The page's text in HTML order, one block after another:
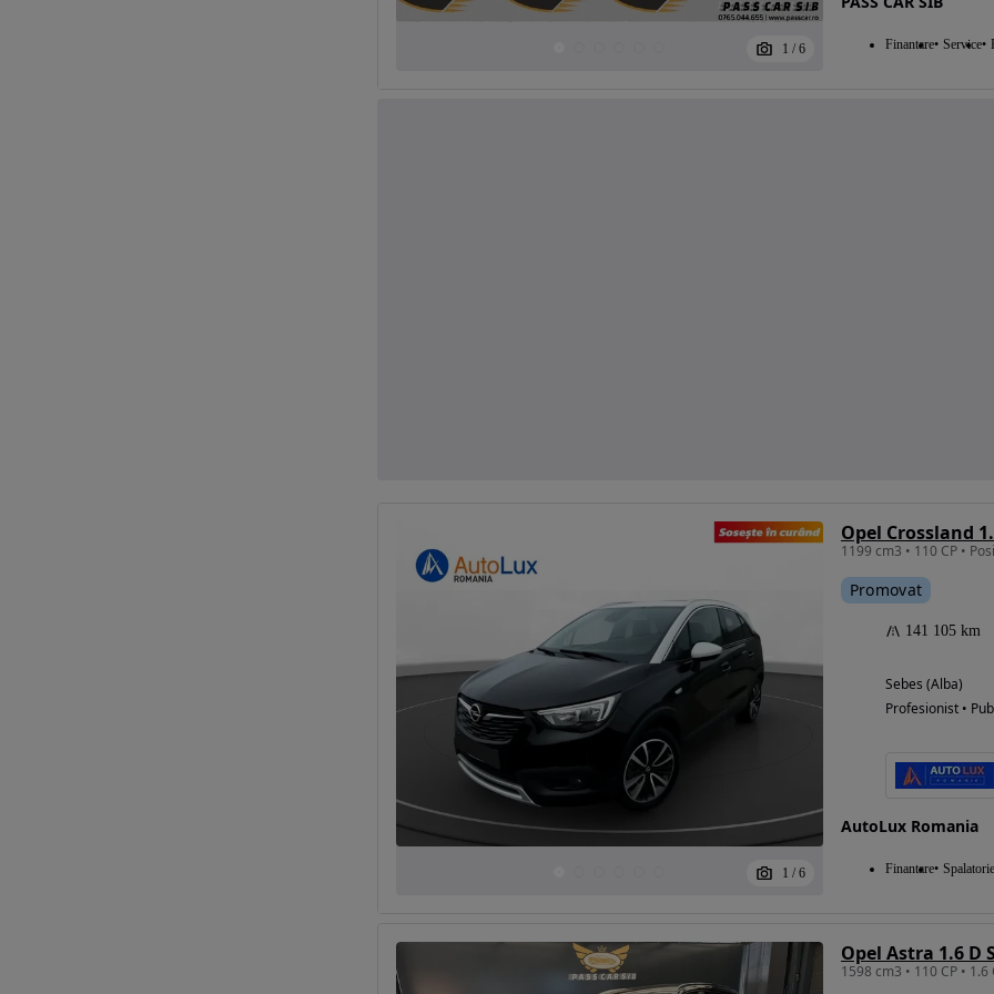
1 / 6 Finantare Service
1 / 6
Promovat
141 105 km
Sebes (Alba)
Profesionist •
AutoLux Romania
Finantare
Opel Astra 1.6 D